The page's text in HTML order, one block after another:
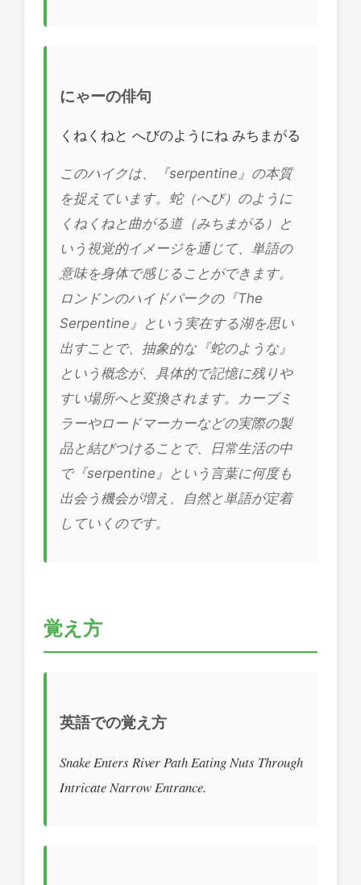
にゃーの俳句
くねくねと へびのようにね みちまがる
このハイクは、『serpentine』の本質
を捉えています。蛇（へび）のように
くねくねと曲がる道（みちまがる）と
いう視覚的イメージを通じて、単語の
意味を身体で感じることができます。
ロンドンのハイドパークの『The
Serpentine』という実在する湖を思い
出すことで、抽象的な『蛇のような』
という概念が、具体的で記憶に残りや
すい場所へと変換されます。カーブミ
ラーやロードマーカーなどの実際の製
品と結びつけることで、日常生活の中
で『serpentine』という言葉に何度も
出会う機会が増え、自然と単語が定着
していくのです。
覚え方
英語での覚え方
Snake Enters River Path Eating Nuts Through
Intricate Narrow Entrance.